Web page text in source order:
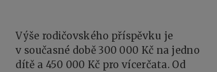
Výše rodičovského příspěvku je
v současné době 300 000 Kč na jedno
dítě a 450 000 Kč pro vícerčata. Od